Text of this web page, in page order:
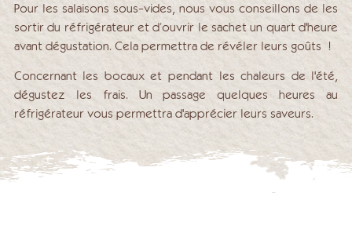
Pour les salaisons sous-vides, nous vous conseillons de les
sortir du réfrigérateur et d’ouvrir le sachet un quart d'heure
avant dégustation. Cela permettra de révéler leurs goûts !
Concernant les bocaux et pendant les chaleurs de l'été,
dégustez les frais. Un passage quelques heures au
réfrigérateur vous permettra d'apprécier leurs saveurs.